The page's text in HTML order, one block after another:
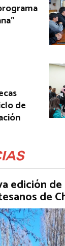
de
edición de
de